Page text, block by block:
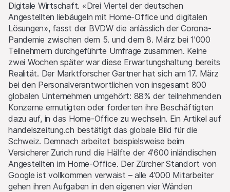
Digitale Wirtschaft. «Drei Viertel der deutschen
Angestellten liebäugeln mit Home-Office und digitalen
Lösungen», fasst der BVDW die anlässlich der Corona-
Pandemie zwischen dem 5. und dem 8. März bei 1'000
Teilnehmern durchgeführte Umfrage zusammen. Keine
zwei Wochen später war diese Erwartungshaltung bereits
Realität. Der Marktforscher Gartner hat sich am 17. März
bei den Personalverantwortlichen von insgesamt 800
globalen Unternehmen umgehört: 88% der teilnehmenden
Konzerne ermutigten oder forderten ihre Beschäftigten
dazu auf, in das Home-Office zu wechseln. Ein Artikel auf
handelszeitung.ch bestätigt das globale Bild für die
Schweiz. Demnach arbeitet beispielsweise beim
Versicherer Zurich rund die Hälfte der 4'600 inländischen
Angestellten im Home-Office. Der Zürcher Standort von
Google ist vollkommen verwaist – alle 4'000 Mitarbeiter
gehen ihren Aufgaben in den eigenen vier Wänden